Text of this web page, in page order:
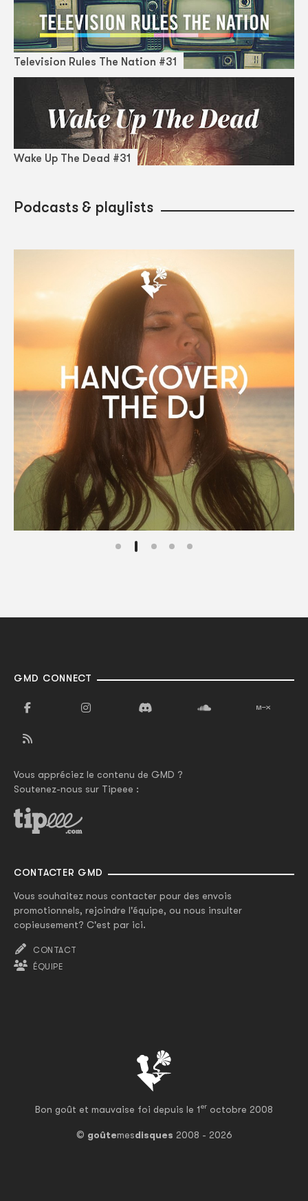
Television Rules The Nation #31
Wake Up The Dead #31
Podcasts & playlists
Bon goût et mauvaise foi depuis le 1er octobre 2008
© goûtemesdisques 2008 - 2026
GMD CONNECT
Vous appréciez le contenu de GMD ?
Soutenez-nous sur Tipeee :
CONTACTER GMD
Vous souhaitez nous contacter pour des envois
promotionnels, rejoindre l'équipe, ou nous insulter
copieusement? C'est par ici.
CONTACT
ÉQUIPE